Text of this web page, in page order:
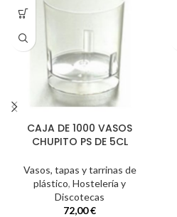
CAJA DE 1000 VASOS
CHUPITO PS DE 5CL
Vasos, tapas y tarrinas de
plástico, Hostelería y
Discotecas
72,00€